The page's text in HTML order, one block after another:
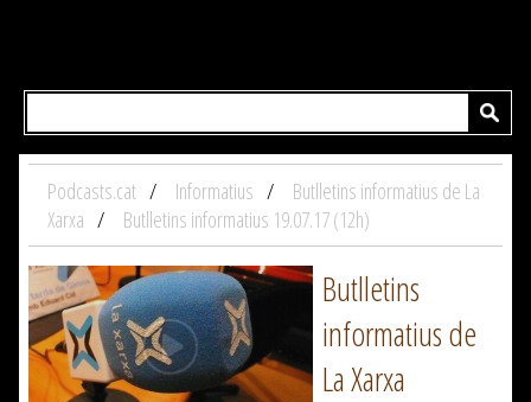
Podcasts.cat Informatius
Butlletins informatius de La
Xarxa
Butlletins informatius 19.07.17 (12h)
Butlletins
informatius de
La Xarxa